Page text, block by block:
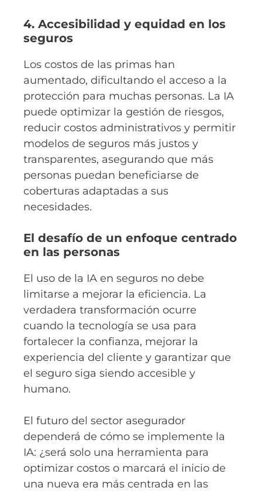
4. Accesibilidad y equidad en los
seguros
Los costos de las primas han
aumentado, dificultando el acceso a la
protección para muchas personas. La IA
puede optimizar la gestión de riesgos,
reducir costos administrativos y permitir
modelos de seguros más justos y
transparentes, asegurando que más
personas puedan beneficiarse de
coberturas adaptadas a sus
necesidades.
El desafío de un enfoque centrado
en las personas
El uso de la IA en seguros no debe
limitarse a mejorar la eficiencia. La
verdadera transformación ocurre
cuando la tecnología se usa para
fortalecer la confianza, mejorar la
experiencia del cliente y garantizar que
el seguro siga siendo accesible y
humano.
El futuro del sector asegurador
dependerá de cómo se implemente la
IA: ¿será solo una herramienta para
optimizar costos o marcará el inicio de
una nueva era más centrada en las